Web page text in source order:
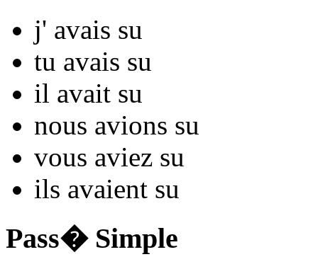
j' avais su
tu avais su
il avait su
nous avions su
vous aviez su
ils avaient su
Pass� Simple